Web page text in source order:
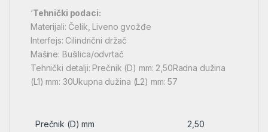
‘Tehnički podaci:
Materijali: Čelik, Liveno gvožđe
Interfejs: Cilindrični držač
Mašine: Bušilica/odvrtač
Tehnički detalji: Prečnik (D) mm: 2,50Radna dužina
(L1) mm: 30Ukupna dužina (L2) mm: 57
Prečnik (D) mm 2,50